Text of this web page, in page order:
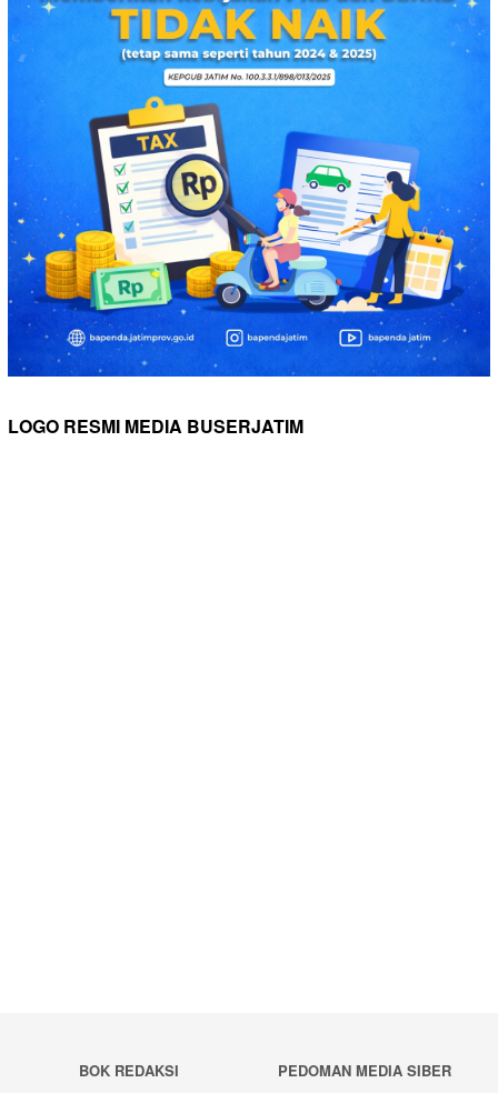
LOGO RESMI MEDIA BUSERJATIM
BOK REDAKSI
PEDOMAN MEDIA SIBER